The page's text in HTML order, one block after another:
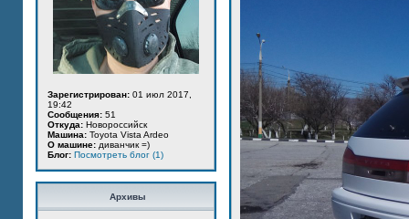
Зарегистрирован: 01 июл 2017,
19:42
Сообщения: 51
Откуда: Новороссийск
Машина: Toyota Vista Ardeo
О машине: диванчик =)
Блог: Посмотреть блог (1)
Архивы